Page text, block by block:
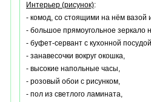
Интерьер (рисунок):
- комод, со стоящими на нём вазой
- большое прямоугольное зеркало
- буфет-сервант с кухонной
- занавесочки вокруг окошка,
- высокие напольные часы,
- розовый обои с рисунком,
- пол из светлого ламината,